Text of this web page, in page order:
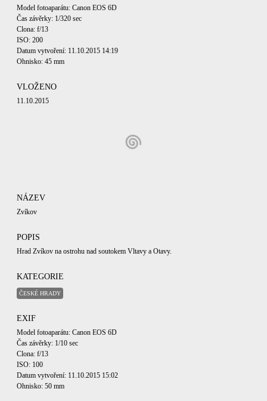
Model fotoaparátu: Canon EOS 6D
Čas závěrky: 1/320 sec
Clona: f/13
ISO: 200
Datum vytvoření: 11.10.2015 14:19
Ohnisko: 45 mm
VLOŽENO
11.10.2015
NÁZEV
Zvíkov
POPIS
Hrad Zvíkov na ostrohu nad soutokem Vltavy a Otavy.
KATEGORIE
ČESKÉ HRADY
EXIF
Model fotoaparátu: Canon EOS 6D
Čas závěrky: 1/10 sec
Clona: f/13
ISO: 100
Datum vytvoření: 11.10.2015 15:02
Ohnisko: 50 mm